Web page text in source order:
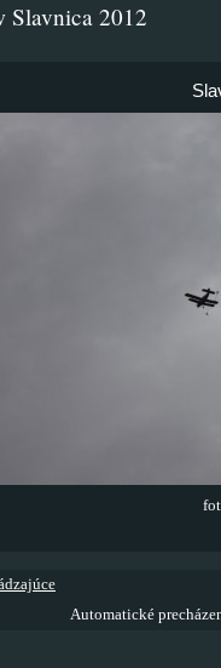
Slavnica 2012
Automatické